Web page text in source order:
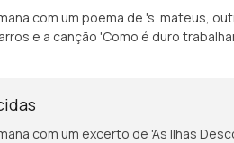
com um poema de 's. mateus,
e a canção 'Como é duro
com um excerto de 'As Ilhas